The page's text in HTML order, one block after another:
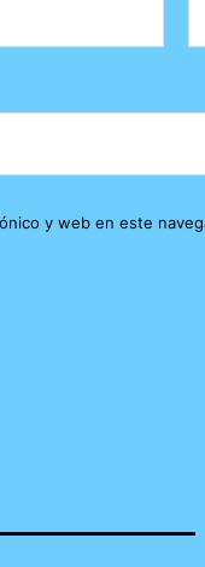
y web en este